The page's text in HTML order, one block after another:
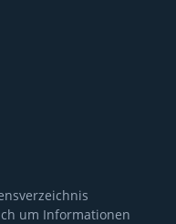
um Informationen